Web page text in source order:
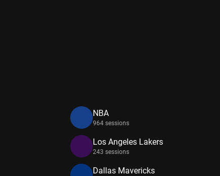
NBA
964 sessions
Los Angeles Lakers
243 sessions
Dallas Mavericks